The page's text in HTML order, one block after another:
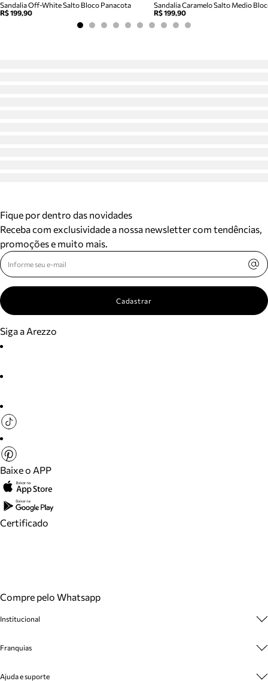
Sandalia Off-White Salto Bloco Panacota
R$ 199,90
R$ 199,90
Fique por dentro das novidades
Receba com exclusividade a nossa newsletter com tendências,
promoções e muito mais.
Cadastrar
Siga a Arezzo
Baixe o APP
Certificado
Compre pelo Whatsapp
Institucional
Cashback
Franquias
Ajuda e suporte